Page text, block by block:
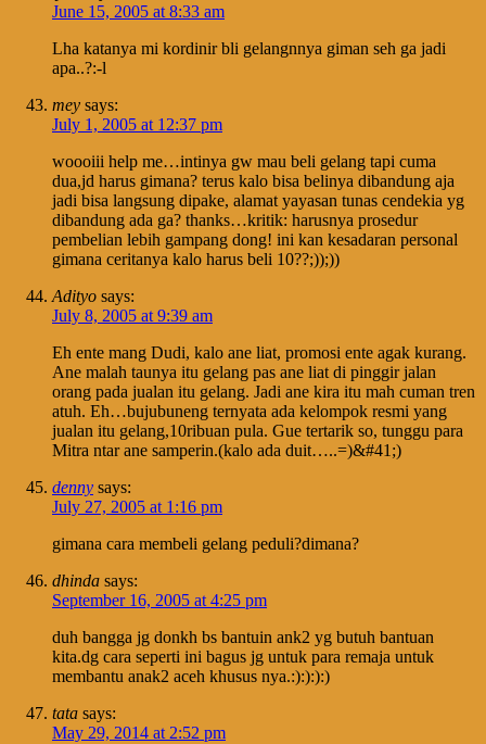
June 15, 2005 at 8:33 am
Lha katanya mi kordinir bli gelangnnya giman seh ga jadi
apa..?:-l
mey says:
July 1, 2005 at 12:37 pm
woooiii help me…intinya gw mau beli gelang tapi cuma
dua,jd harus gimana? terus kalo bisa belinya dibandung aja
jadi bisa langsung dipake, alamat yayasan tunas cendekia yg
dibandung ada ga? thanks…kritik: harusnya prosedur
pembelian lebih gampang dong! ini kan kesadaran personal
gimana ceritanya kalo harus beli 10??;));))
Adityo says:
July 8, 2005 at 9:39 am
Eh ente mang Dudi, kalo ane liat, promosi ente agak kurang.
Ane malah taunya itu gelang pas ane liat di pinggir jalan
orang pada jualan itu gelang. Jadi ane kira itu mah cuman tren
atuh. Eh…bujubuneng ternyata ada kelompok resmi yang
jualan itu gelang,10ribuan pula. Gue tertarik so, tunggu para
Mitra ntar ane samperin.(kalo ada duit…..=)&#41;)
denny says:
July 27, 2005 at 1:16 pm
gimana cara membeli gelang peduli?dimana?
dhinda says:
September 16, 2005 at 4:25 pm
duh bangga jg donkh bs bantuin ank2 yg butuh bantuan
kita.dg cara seperti ini bagus jg untuk para remaja untuk
membantu anak2 aceh khusus nya.:):):):)
tata says:
May 29, 2014 at 2:52 pm